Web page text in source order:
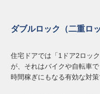
ダブルロック（二重ロ
住宅ドアでは「1ドア2ロッ
が、それはバイクや自転車で
時間稼ぎにもなる有効な対策